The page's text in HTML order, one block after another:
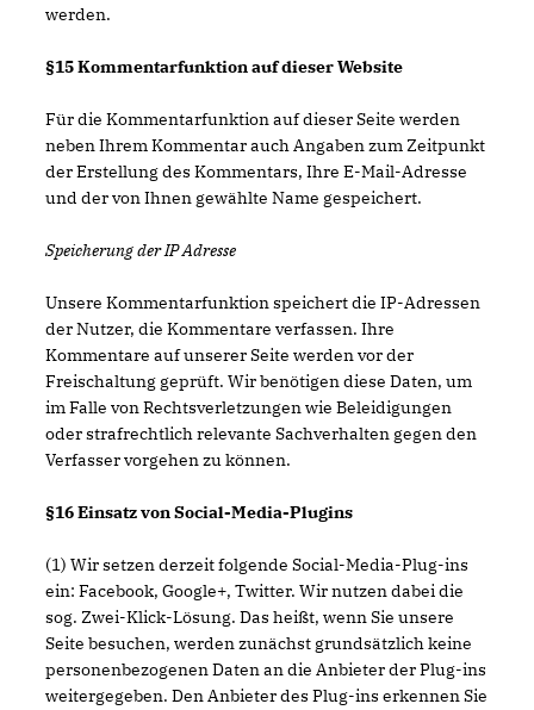
werden.
§15 Kommentarfunktion auf dieser Website
Für die Kommentarfunktion auf dieser Seite werden
neben Ihrem Kommentar auch Angaben zum Zeitpunkt
der Erstellung des Kommentars, Ihre E-Mail-Adresse
und der von Ihnen gewählte Name gespeichert.
Speicherung der IP Adresse
Unsere Kommentarfunktion speichert die IP-Adressen
der Nutzer, die Kommentare verfassen. Ihre
Kommentare auf unserer Seite werden vor der
Freischaltung geprüft. Wir benötigen diese Daten, um
im Falle von Rechtsverletzungen wie Beleidigungen
oder strafrechtlich relevante Sachverhalten gegen den
Verfasser vorgehen zu können.
§16 Einsatz von Social-Media-Plugins
(1) Wir setzen derzeit folgende Social-Media-Plug-ins
ein: Facebook, Google+, Twitter. Wir nutzen dabei die
sog. Zwei-Klick-Lösung. Das heißt, wenn Sie unsere
Seite besuchen, werden zunächst grundsätzlich keine
personenbezogenen Daten an die Anbieter der Plug-ins
weitergegeben. Den Anbieter des Plug-ins erkennen Sie